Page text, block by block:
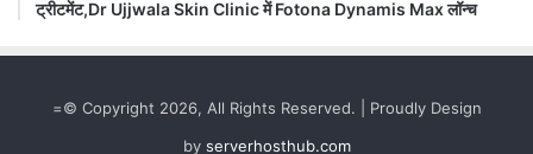
में बड़ा फेरबदल, SI-ASI समेत 34 पुलिसकर्मियों
August 6, 2026
Transfers: रायपुर पुलिस कमिश्नरेट में बड़ा प्रशासनिक
ट्रीटमेंट,Dr Ujjwala Skin Clinic में Fotona Dynamis Max लॉन्च
=© Copyright 2026, All Rights Reserved. | Proudly Design
by serverhosthub.com